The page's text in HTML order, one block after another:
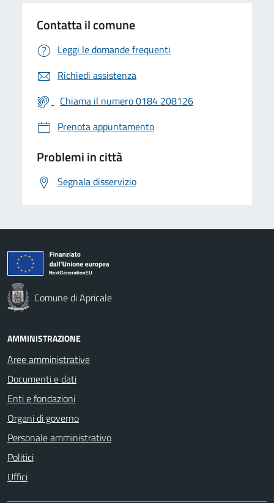
Contatta il comune
Leggi le domande frequenti
Richiedi assistenza
Chiama il numero 0184 208126
Prenota appuntamento
Problemi in città
Segnala disservizio
Comune di Apricale
AMMINISTRAZIONE
Aree amministrative
Documenti e dati
Enti e fondazioni
Organi di governo
Personale amministrativo
Politici
Uffici